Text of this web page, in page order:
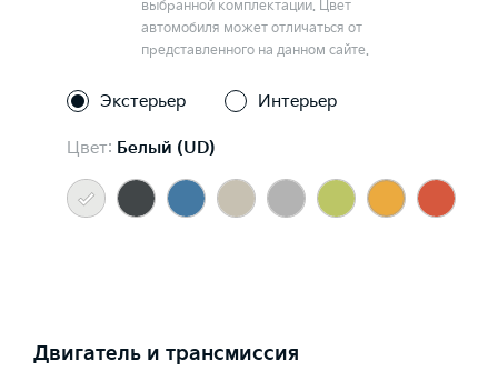
выбранной комплектации. Цвет
автомобиля может отличаться от
представленного на данном сайте.
Экстерьер Интерьер
Цвет: Белый (UD)
Двигатель и трансмиссия